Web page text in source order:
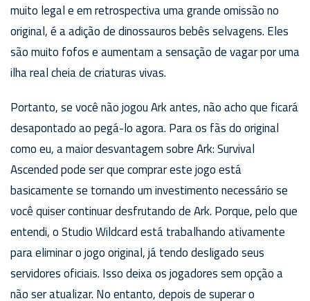
muito legal e em retrospectiva uma grande omissão no
original, é a adição de dinossauros bebês selvagens. Eles
são muito fofos e aumentam a sensação de vagar por uma
ilha real cheia de criaturas vivas.
Portanto, se você não jogou Ark antes, não acho que ficará
desapontado ao pegá-lo agora. Para os fãs do original
como eu, a maior desvantagem sobre Ark: Survival
Ascended pode ser que comprar este jogo está
basicamente se tornando um investimento necessário se
você quiser continuar desfrutando de Ark. Porque, pelo que
entendi, o Studio Wildcard está trabalhando ativamente
para eliminar o jogo original, já tendo desligado seus
servidores oficiais. Isso deixa os jogadores sem opção a
não ser atualizar. No entanto, depois de superar o